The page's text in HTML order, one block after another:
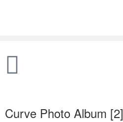
Curve Photo Album [2]